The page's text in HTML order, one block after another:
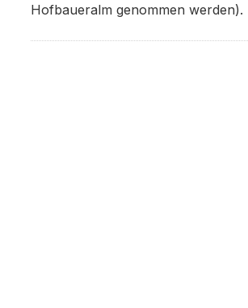
Hofbaueralm genommen werden).